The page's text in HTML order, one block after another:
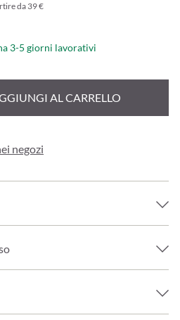
da 39 €
3-5 giorni lavorativi
AL CARRELLO
negozi